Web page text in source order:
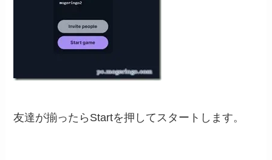
友達が揃ったらStartを押してスタートします。